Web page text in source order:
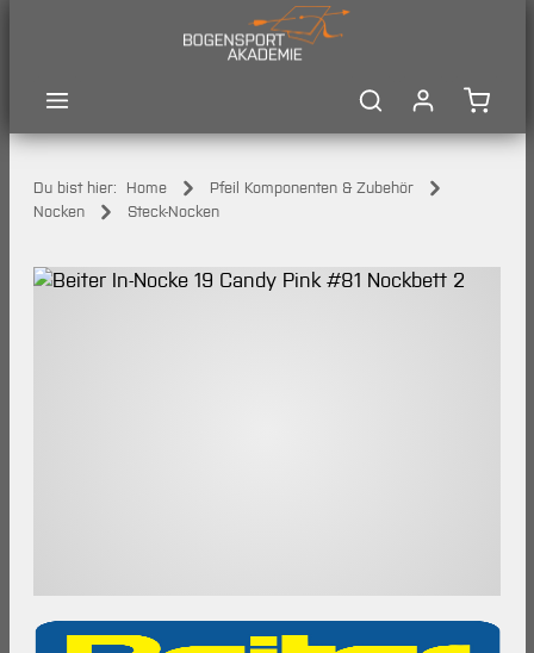
Du bist hier: Home
Pfeil Komponenten & Zubehör
Nocken
Steck-Nocken
Bildergalerie überspringen